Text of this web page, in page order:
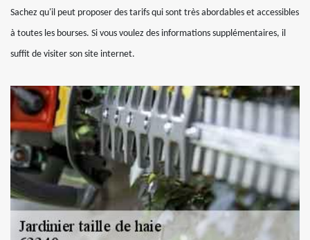
Sachez qu'il peut proposer des tarifs qui sont très abordables et accessibles
à toutes les bourses. Si vous voulez des informations supplémentaires, il
suffit de visiter son site internet.